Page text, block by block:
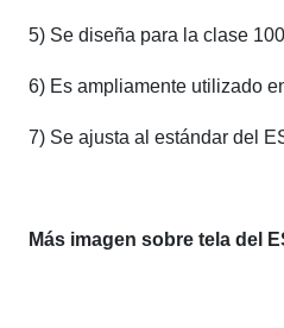
5) Se diseña para la clase
6) Es ampliamente utilizado
7) Se ajusta al estándar del
Más imagen sobre tela del